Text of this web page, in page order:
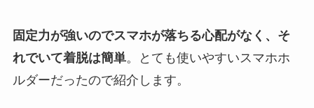
固定力が強いのでスマホが落ちる心配がなく、そ
れでいて着脱は簡単。とても使いやすいスマホホ
ルダーだったので紹介します。